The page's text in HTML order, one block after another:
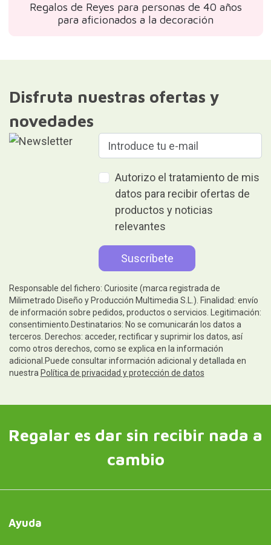
Regalos de Reyes para personas de 40 años
para aficionados a la decoración
Disfruta nuestras ofertas y
novedades
Autorizo el tratamiento de mis
datos para recibir ofertas de
productos y noticias
relevantes
Responsable del fichero: Curiosite (marca registrada de
Milimetrado Diseño y Producción Multimedia S.L.). Finalidad: envío
de información sobre pedidos, productos o servicios. Legitimación:
consentimiento.Destinatarios: No se comunicarán los datos a
terceros. Derechos: acceder, rectificar y suprimir los datos, así
como otros derechos, como se explica en la información
adicional.Puede consultar información adicional y detallada en
nuestra Política de privacidad y protección de datos
Regalar es dar sin recibir nada a
cambio
Ayuda